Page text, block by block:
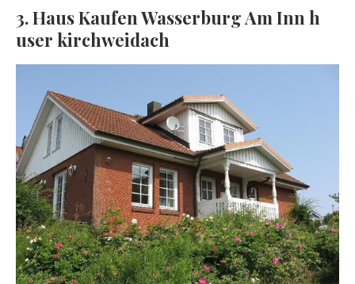
3. Haus Kaufen Wasserburg Am Inn h
user kirchweidach